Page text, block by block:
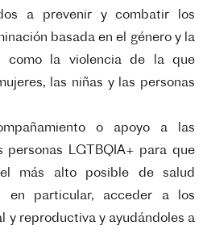
a prevenir y combatir los
basada en el género y la
como la violencia de la que
las niñas y las personas
o apoyo a las
personas
LGTBQIA+ para que
más alto posible de salud
en particular, acceder a los
y reproductiva y ayudándoles a